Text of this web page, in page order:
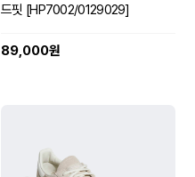
드핏 [HP7002/0129029]
89,000원